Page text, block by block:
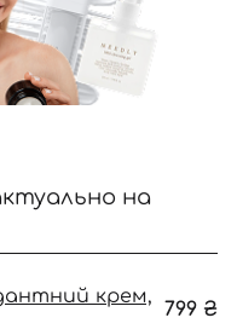
на
крем,
799 ₴